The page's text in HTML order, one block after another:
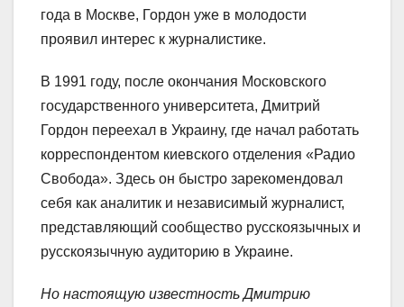
года в Москве, Гордон уже в молодости
проявил интерес к журналистике.
В 1991 году, после окончания Московского
государственного университета, Дмитрий
Гордон переехал в Украину, где начал работать
корреспондентом киевского отделения «Радио
Свобода». Здесь он быстро зарекомендовал
себя как аналитик и независимый журналист,
представляющий сообщество русскоязычных и
русскоязычную аудиторию в Украине.
Но настоящую известность Дмитрию